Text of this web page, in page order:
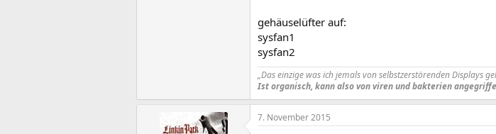
gehäuselüfter auf:
sysfan1
sysfan2
„Das einzige was ich jemals von selbstzerstörenden Displays
Ist organisch, kann also von viren und bakterien
7. November 2015